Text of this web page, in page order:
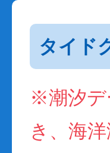
タイド
※潮汐デ
き、海